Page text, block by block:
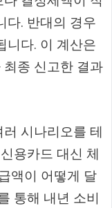
다. 반대의 경우
니다. 이 계산은
종 신고한 결과
시나리오를 테
용카드 대신 체
액이 어떻게 달
통해 내년 소비